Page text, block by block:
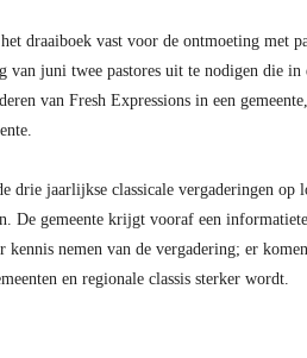
draaiboek vast voor de ontmoeting met
van juni twee pastores uit te nodigen die
van Fresh Expressions in een
drie jaarlijkse classicale vergaderingen
De gemeente krijgt vooraf een
nemen van de vergadering; er
en regionale classis sterker wordt.